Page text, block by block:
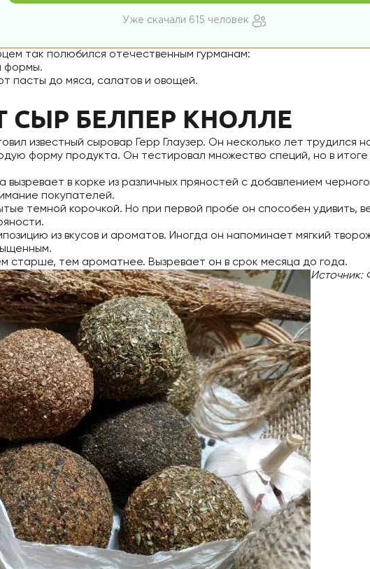
Уже скачали 615 человек
так полюбился отечественным гурманам:
формы.
пасты до мяса, салатов и овощей.
СЫР БЕЛПЕР КНОЛЛЕ
известный сыровар Герр Глаузер. Он несколько лет трудился
форму продукта. Он тестировал множество специй, но в
вызревает в корке из различных пряностей с добавлением
покупателей.
темной корочкой. Но при первой пробе он способен удивить,
из вкусов и ароматов. Иногда он напоминает мягкий
старше, тем ароматнее. Вызревает он в срок месяца до года.
Источник: